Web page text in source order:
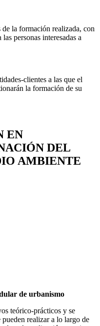
la formación realizada, con
personas interesadas a
clientes a las que el
la formación de su
EN
DEL
AMBIENTE
de urbanismo
teórico-prácticos y se
realizar a lo largo de